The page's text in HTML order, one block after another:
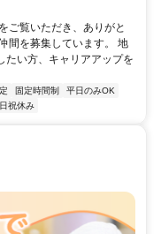
ご覧いただき、ありがと
間を募集しています。 地
たい方、キャリアアップを
固定時間制
平日のみOK
祝休み